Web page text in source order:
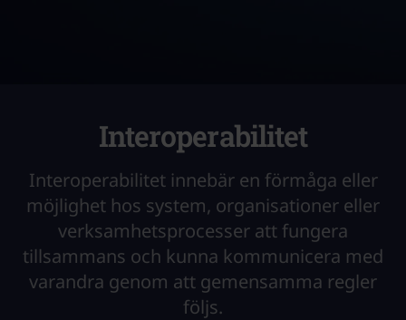
Interoperabilitet
Interoperabilitet innebär en förmåga eller
möjlighet hos system, organisationer eller
verksamhetsprocesser att fungera
tillsammans och kunna kommunicera med
varandra genom att gemensamma regler
följs.